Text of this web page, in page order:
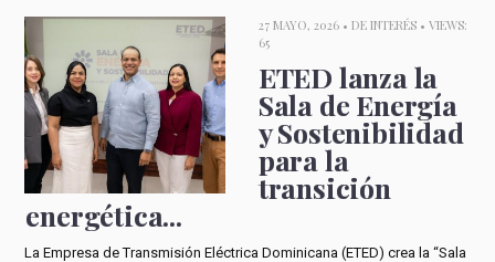
27 MAYO, 2026 • DE INTERÉS• VIEWS:
65
ETED lanza la
Sala de Energía
y Sostenibilidad
para la
transición
energética...
La Empresa de Transmisión Eléctrica Dominicana (ETED) crea la “Sala